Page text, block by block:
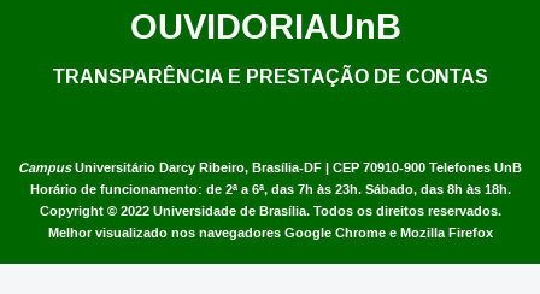
CampusUniversitário Darcy Ribeiro, Brasília-DF | CEP 70910-900 Telefones UnB
Horário de funcionamento: de 2ª a 6ª, das 7h às 23h. Sábado, das 8h às 18h.
Copyright © 2022 Universidade de Brasília. Todos os direitos reservados.
Melhor visualizado nos navegadores Google Chrome e Mozilla Firefox
OUVIDORIAUnB
TRANSPARÊNCIA E PRESTAÇÃO DE CONTAS